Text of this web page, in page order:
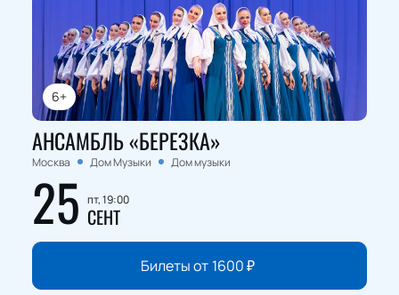
6+
АНСАМБЛЬ «БЕРЕЗКА»
Москва Дом Музыки Дом музыки
25 пт, 19:00
СЕНТ
Билеты от 1600₽